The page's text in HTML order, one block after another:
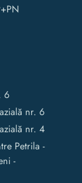
6
nr. 6
nr. 4
Petrila -
-